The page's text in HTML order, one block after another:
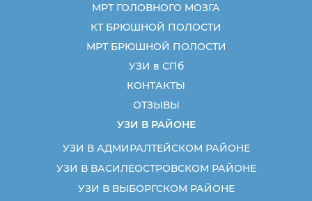
МРТ ГОЛОВНОГО МОЗГА
КТ БРЮШНОЙ ПОЛОСТИ
МРТ БРЮШНОЙ ПОЛОСТИ
УЗИ в СПб
КОНТАКТЫ
ОТЗЫВЫ
УЗИ В РАЙОНЕ
УЗИ В АДМИРАЛТЕЙСКОМ РАЙОНЕ
УЗИ В ВАСИЛЕОСТРОВСКОМ РАЙОНЕ
УЗИ В ВЫБОРГСКОМ РАЙОНЕ